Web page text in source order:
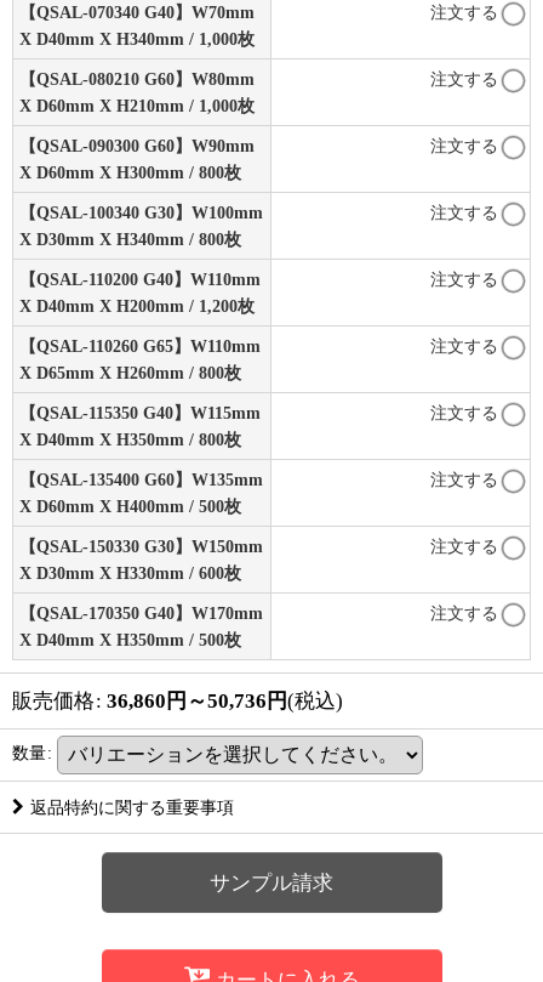
【QSAL-070340 G40】W70mm
X D40mm X H340mm / 1,000枚
注文する
【QSAL-080210 G60】W80mm
X D60mm X H210mm / 1,000枚
注文する
【QSAL-090300 G60】W90mm
X D60mm X H300mm / 800枚
注文する
【QSAL-100340 G30】W100mm
X D30mm X H340mm / 800枚
注文する
【QSAL-110200 G40】W110mm
X D40mm X H200mm / 1,200枚
注文する
【QSAL-110260 G65】W110mm
X D65mm X H260mm / 800枚
注文する
【QSAL-115350 G40】W115mm
X D40mm X H350mm / 800枚
注文する
【QSAL-135400 G60】W135mm
X D60mm X H400mm / 500枚
注文する
【QSAL-150330 G30】W150mm
X D30mm X H330mm / 600枚
注文する
【QSAL-170350 G40】W170mm
X D40mm X H350mm / 500枚
注文する
販売価格: 36,860 円 ～50,736 円(税込)
数量:
返品特約に関する重要事項
サンプル請求